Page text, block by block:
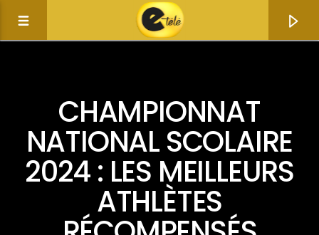
CHAMPIONNAT
NATIONAL SCOLAIRE
2024 : LES MEILLEURS
ATHLÈTES